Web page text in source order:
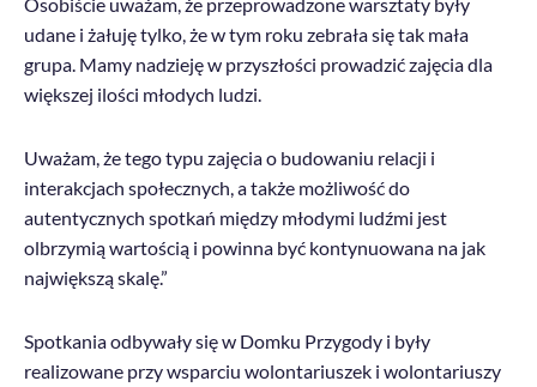
udane i żałuję tylko, że w tym roku zebrała się tak mała
grupa. Mamy nadzieję w przyszłości prowadzić zajęcia dla
większej ilości młodych ludzi.
Uważam, że tego typu zajęcia o budowaniu relacji i
interakcjach społecznych, a także możliwość do
autentycznych spotkań między młodymi ludźmi jest
olbrzymią wartością i powinna być kontynuowana na jak
największą skalę.”
Spotkania odbywały się w Domku Przygody i były
realizowane przy wsparciu wolontariuszek i wolontariuszy